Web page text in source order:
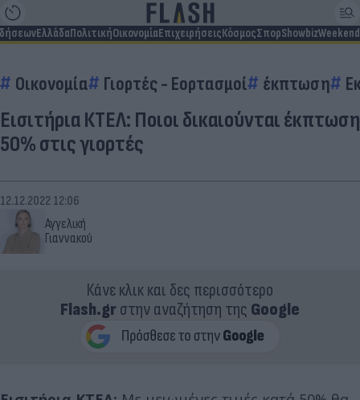
ΕλλάδαΠολιτικήΟικονομίαΕπιχειρήσειςΚόσμοςΣπορShowbizWeekend
Οικονομία Γιορτές - Εορτασμοί έκπτωση
Εισιτήρια ΚΤΕΛ: Ποιοι δικαιούνται έκπτωση
50% στις γιορτές
Αγγελική
Γιαννακού
12.12.2022 12:06
Κάνε κλικ και δες περισσότερο
Flash.grστην αναζήτηση της Google